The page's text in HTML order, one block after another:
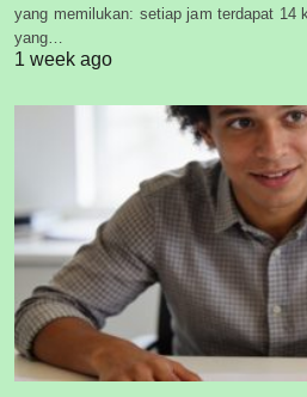
yang memilukan: setiap jam terdapat 14
yang…
1 week ago